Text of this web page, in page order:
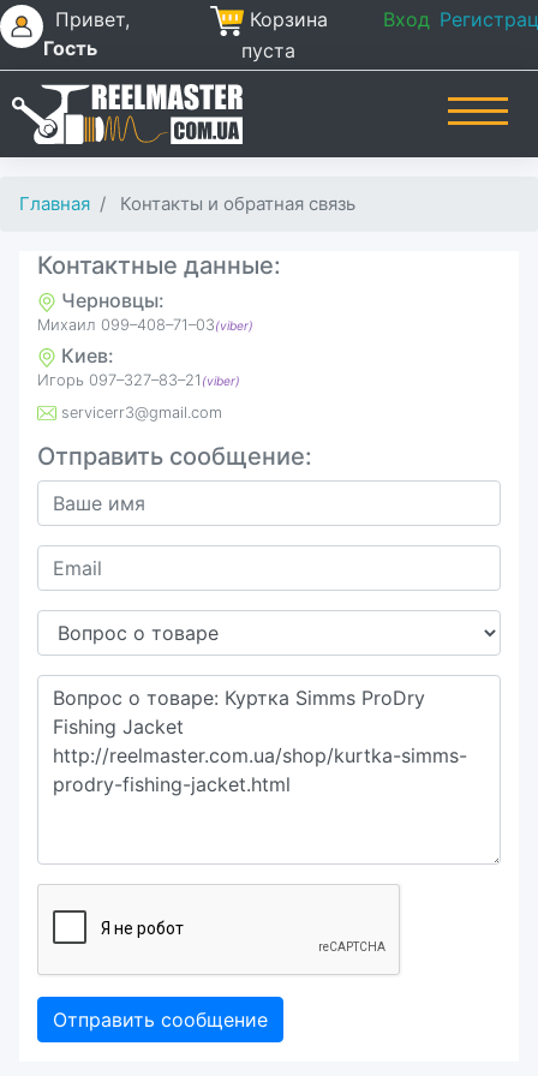
Привет,
Гость
Корзина
пуста
Вход
Главная Контакты и обратная связь
Контактные данные:
Черновцы:
Михаил 099–408–71–03(viber)
Киев:
Игорь ‎097–327–83–21 (viber)
servicerr3@gmail.com
Отправить сообщение:
Отправить сообщение